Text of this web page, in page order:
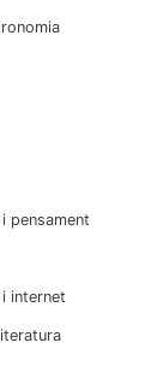
pensament
internet